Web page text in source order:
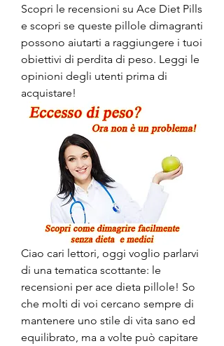
Scopri le recensioni su Ace Diet Pills
e scopri se queste pillole dimagranti
possono aiutarti a raggiungere i tuoi
obiettivi di perdita di peso. Leggi le
opinioni degli utenti prima di
acquistare!
Ciao cari lettori, oggi voglio parlarvi
di una tematica scottante: le
recensioni per ace dieta pillole! So
che molti di voi cercano sempre di
mantenere uno stile di vita sano ed
equilibrato, ma a volte può capitare